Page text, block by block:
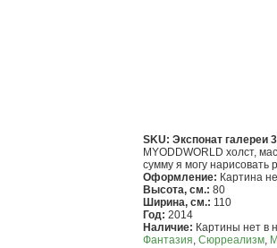
SKU: Экспонат галереи
MYODDWORLD холст,
сумму я могу нарисовать
Оформление: Картина
Высота, см.: 80
Ширина, см.: 110
Год: 2014
Наличие: Картины нет в
Фантазия, Сюрреализм,